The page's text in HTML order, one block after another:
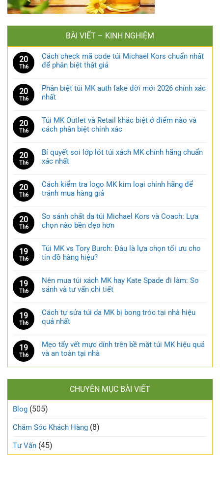
BÀI VIẾT – KINH NGHIỆM
20
Th6
Cách check mã code túi Michael Kors chuẩn nhất
để phân biệt thật giả
20
Th6
Phân biệt túi MK auth fake đời mới 2026 chính xác
nhất
20
Th6
Túi MK Outlet và Retail khác biệt ở điểm nào và
cách phân biệt chính xác
20
Th6
Bí quyết soi lớp lót túi xách MK chính hãng chuẩn
xác nhất
20
Th6
Cách kiểm tra logo MK kim loại chính hãng để
tránh mua hàng giả
20
Th6
So sánh chất da túi Michael Kors và Coach: Lựa
chọn nào bền đẹp hơn
19
Th6
Túi MK vs Tory Burch: Đâu là lựa chọn tối ưu cho
tín đồ hàng hiệu?
19
Th6
Nên mua túi xách MK hay Kate Spade đi làm: So
sánh và tư vấn chi tiết
19
Th6
Cách tự sửa túi da MK bị bong tróc tại nhà hiệu
quả nhất
19
Th6
Mẹo tẩy vết mực dính trên bề mặt túi MK hiệu quả
và an toàn tại nhà
CHUYÊN MỤC BÀI VIẾT
Blog (505)
Chăm Sóc Khách Hàng (8)
Tư Vấn (45)